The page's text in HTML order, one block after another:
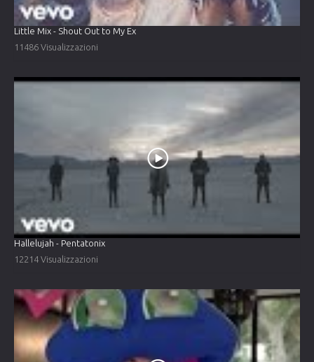
Little Mix - Shout Out to My Ex
11486 Visualizzazioni
Hallelujah - Pentatonix
12214 Visualizzazioni